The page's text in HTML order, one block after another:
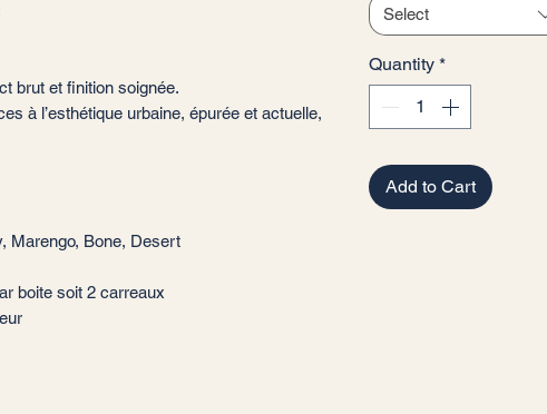
brut et finition soignée.
à l’esthétique urbaine, épurée et actuelle,
Marengo, Bone, Desert
boite soit 2 carreaux
Select
Quantity *
Add to Cart